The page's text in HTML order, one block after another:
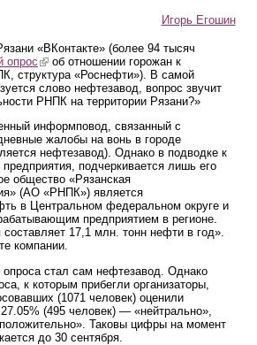
Игорь Егошин
«ВКонтакте» (более 94 тысяч
опрос (link is external)
об отношении горожан к
структура «Роснефти»). В самой
слово нефтезавод, вопрос звучит
РНПК на территории Рязани?»
информповод, связанный с
жалобы на вонь в городе
нефтезавод). Однако в подводке к
подчеркивается лишь его
общество «Рязанская
(АО «РНПК») является
в Центральном федеральном округе и
предприятием в регионе.
17,1 млн. тонн нефти в год».
компании.
стал сам нефтезавод. Однако
к которым прибегли организаторы,
(1071 человек) оценили
(495 человек) — «нейтрально»,
Таковы цифры на момент
до 30 сентября.